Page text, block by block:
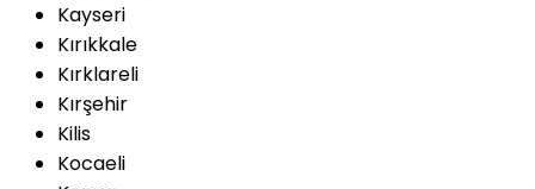
Kayseri
Kırıkkale
Kırklareli
Kırşehir
Kilis
Kocaeli